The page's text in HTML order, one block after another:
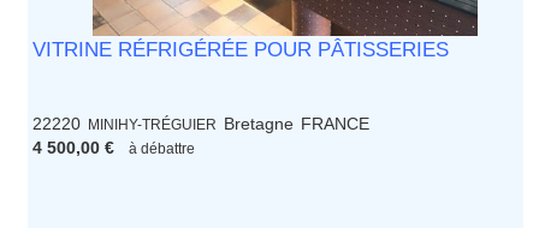
VITRINE RÉFRIGÉRÉE POUR PÂTISSERIES
22220 MINIHY-TRÉGUIER Bretagne FRANCE
4 500,00 €
à débattre